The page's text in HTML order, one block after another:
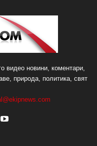
видео новини, коментари,
природа, политика, свят